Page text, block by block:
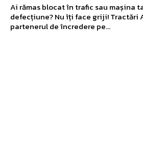
Ai rămas blocat în trafic sau mașina
defecțiune? Nu îți face griji! Tractări
partenerul de încredere pe...